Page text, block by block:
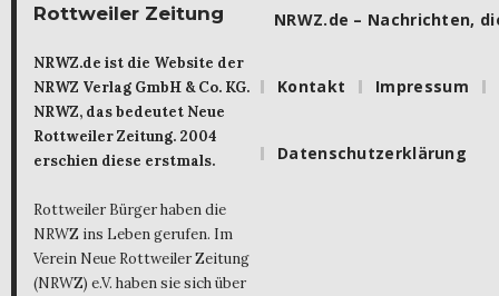
Rottweiler Zeitung
NRWZ.de ist die Website der
NRWZ Verlag GmbH & Co. KG.
NRWZ, das bedeutet Neue
Rottweiler Zeitung. 2004
erschien diese erstmals.
Rottweiler Bürger haben die
NRWZ ins Leben gerufen. Im
Verein Neue Rottweiler Zeitung
(NRWZ) e.V. haben sie sich über
NRWZ.de – Nachrichten,
Kontakt Impressum
Datenschutzerklärung